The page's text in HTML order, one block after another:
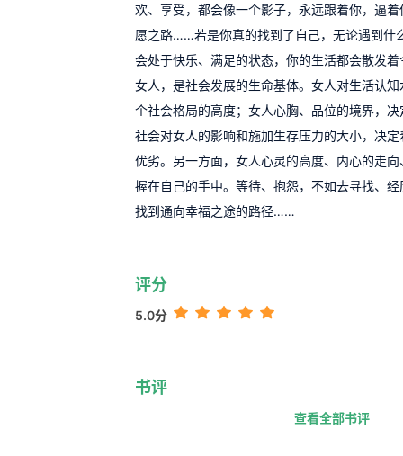
欢、享受，都会像一个影子，永远跟着你，逼
愿之路……若是你真的找到了自己，无论遇到什
会处于快乐、满足的状态，你的生活都会散发
女人，是社会发展的生命基体。女人对生活认
个社会格局的高度；女人心胸、品位的境界，
社会对女人的影响和施加生存压力的大小，决
优劣。另一方面，女人心灵的高度、内心的走
握在自己的手中。等待、抱怨，不如去寻找、
找到通向幸福之途的路径……
评分
5.0分
书评
查看全部书评